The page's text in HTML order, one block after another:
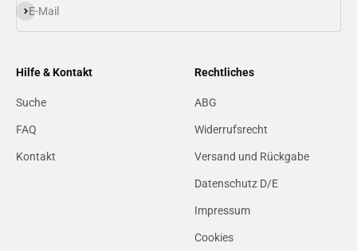
E-Mail
Abonnieren
Hilfe & Kontakt
Suche
FAQ
Kontakt
Rechtliches
ABG
Widerrufsrecht
Versand und Rückgabe
Datenschutz D/E
Impressum
Cookies